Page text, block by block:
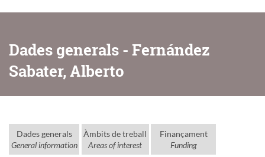
Dades generals - Fernández
Sabater, Alberto
Dades generals
General information
Àmbits de treball
Areas of interest
Finançament
Funding